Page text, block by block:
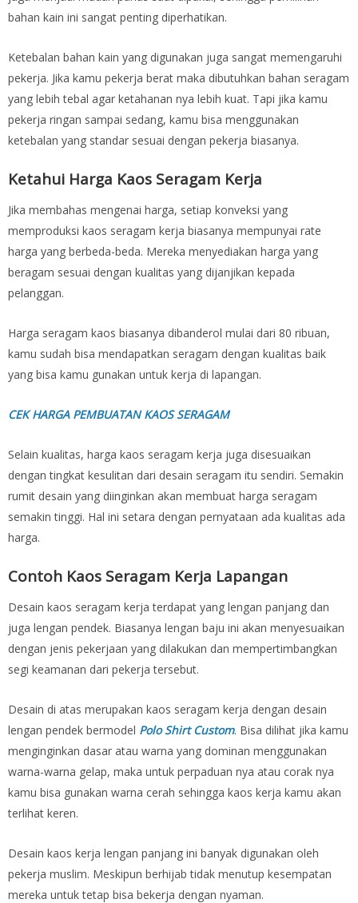
bahan kain ini sangat penting diperhatikan.
Ketebalan bahan kain yang digunakan juga sangat memengaruhi
pekerja. Jika kamu pekerja berat maka dibutuhkan bahan seragam
yang lebih tebal agar ketahanan nya lebih kuat. Tapi jika kamu
pekerja ringan sampai sedang, kamu bisa menggunakan
ketebalan yang standar sesuai dengan pekerja biasanya.
Ketahui Harga Kaos Seragam Kerja
Jika membahas mengenai harga, setiap konveksi yang
memproduksi kaos seragam kerja biasanya mempunyai rate
harga yang berbeda-beda. Mereka menyediakan harga yang
beragam sesuai dengan kualitas yang dijanjikan kepada
pelanggan.
Harga seragam kaos biasanya dibanderol mulai dari 80 ribuan,
kamu sudah bisa mendapatkan seragam dengan kualitas baik
yang bisa kamu gunakan untuk kerja di lapangan.
CEK HARGA PEMBUATAN KAOS SERAGAM
Selain kualitas, harga kaos seragam kerja juga disesuaikan
dengan tingkat kesulitan dari desain seragam itu sendiri. Semakin
rumit desain yang diinginkan akan membuat harga seragam
semakin tinggi. Hal ini setara dengan pernyataan ada kualitas ada
harga.
Contoh Kaos Seragam Kerja Lapangan
Desain kaos seragam kerja terdapat yang lengan panjang dan
juga lengan pendek. Biasanya lengan baju ini akan menyesuaikan
dengan jenis pekerjaan yang dilakukan dan mempertimbangkan
segi keamanan dari pekerja tersebut.
Desain di atas merupakan kaos seragam kerja dengan desain
lengan pendek bermodel Polo Shirt Custom. Bisa dilihat jika kamu
menginginkan dasar atau warna yang dominan menggunakan
warna-warna gelap, maka untuk perpaduan nya atau corak nya
kamu bisa gunakan warna cerah sehingga kaos kerja kamu akan
terlihat keren.
Desain kaos kerja lengan panjang ini banyak digunakan oleh
pekerja muslim. Meskipun berhijab tidak menutup kesempatan
mereka untuk tetap bisa bekerja dengan nyaman.